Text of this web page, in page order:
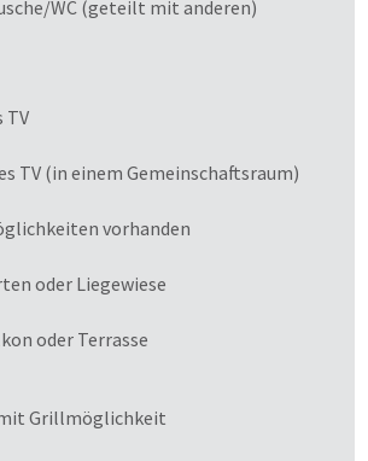
WC (geteilt mit anderen)
TV
TV (in einem Gemeinschaftsraum)
vorhanden
oder Liegewiese
oder Terrasse
Grillmöglichkeit